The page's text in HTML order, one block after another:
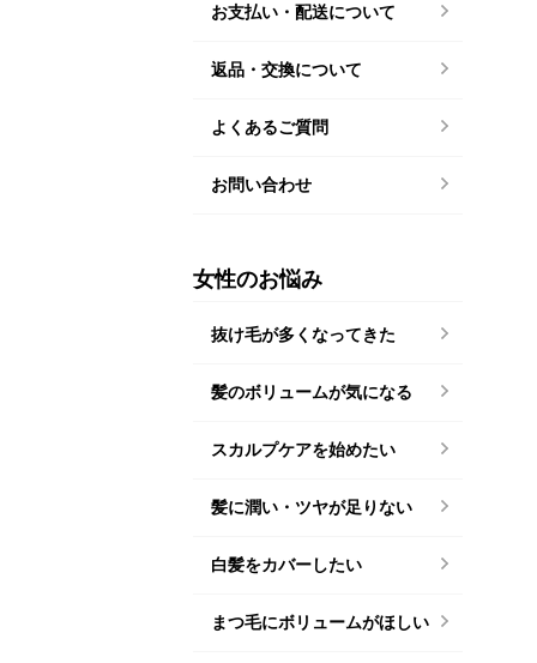
お支払い・配送について
返品・交換について
よくあるご質問
お問い合わせ
女性のお悩み
抜け毛が多くなってきた
髪のボリュームが気になる
スカルプケアを始めたい
髪に潤い・ツヤが足りない
白髪をカバーしたい
まつ毛にボリュームがほしい